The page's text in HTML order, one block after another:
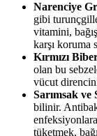
Narenciye
gibi
vitamini,
karşı koruma
Kırmızı
olan bu
vücut
Sarımsak ve
bilinir.
tüketmek,